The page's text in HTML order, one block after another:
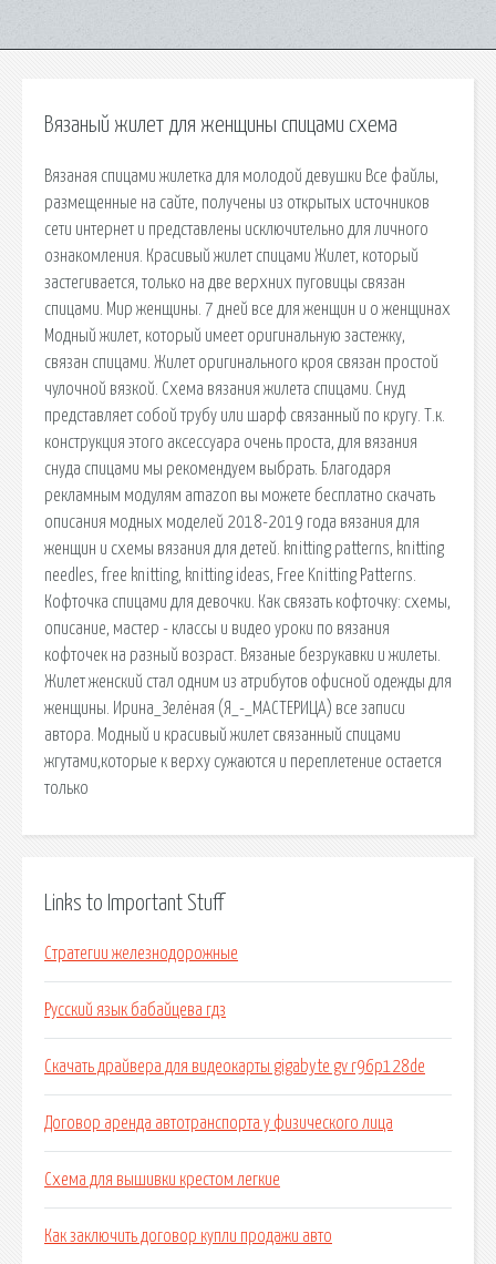
Вязаный жилет для женщины спицами схема
Вязаная спицами жилетка для молодой девушки Все файлы,
размещенные на сайте, получены из открытых источников
сети интернет и представлены исключительно для личного
ознакомления. Красивый жилет спицами Жилет, который
застегивается, только на две верхних пуговицы связан
спицами. Мир женщины. 7 дней все для женщин и о женщинах
Модный жилет, который имеет оригинальную застежку,
связан спицами. Жилет оригинального кроя связан простой
чулочной вязкой. Схема вязания жилета спицами. Снуд
представляет собой трубу или шарф связанный по кругу. Т.к.
конструкция этого аксессуара очень проста, для вязания
снуда спицами мы рекомендуем выбрать. Благодаря
рекламным модулям amazon вы можете бесплатно скачать
описания модных моделей 2018-2019 года вязания для
женщин и схемы вязания для детей. knitting patterns, knitting
needles, free knitting, knitting ideas, Free Knitting Patterns.
Кофточка спицами для девочки. Как связать кофточку: схемы,
описание, мастер - классы и видео уроки по вязания
кофточек на разный возраст. Вязаные безрукавки и жилеты.
Жилет женский стал одним из атрибутов офисной одежды для
женщины. Ирина_Зелёная (Я_-_МАСТЕРИЦА) все записи
автора. Модный и красивый жилет связанный спицами
жгутами,которые к верху сужаются и переплетение остается
только
Links to Important Stuff
Стратегии железнодорожные
Русский язык бабайцева гдз
Скачать драйвера для видеокарты gigabyte gv r96p128de
Договор аренда автотранспорта у физического лица
Схема для вышивки крестом легкие
Как заключить договор купли продажи авто